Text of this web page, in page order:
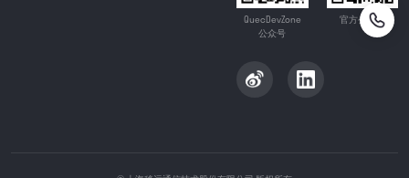
QuecDevZone
公众号
官方公众号